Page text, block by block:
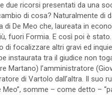
ricorsi presentati da una
di cosa? Naturalmente di
di De Meo che, laureata in
fuori Formia. E così poi è
focalizzare altri gravi ed
instaurata tra il giudice non
Martano) l’amministratore
di Vartolo dall’altra. Il suo
somme – come detto –